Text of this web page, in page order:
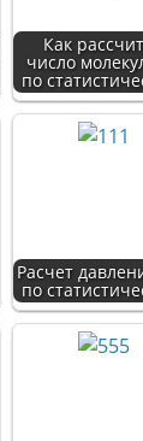
Как
число
по
Расчет
по